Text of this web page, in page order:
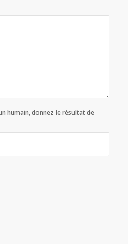
humain, donnez le résultat de